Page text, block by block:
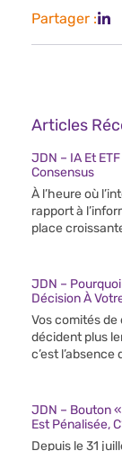
Partager :
Articles
JDN – IA Et
Consensus
À l’heure où
rapport à
place
JDN –
Décision À
Vos comités
décident plus
c’est
JDN – Bouton «
Est Pénalisée,
Depuis le 31